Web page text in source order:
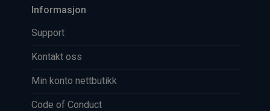
Informasjon
Support
Kontakt oss
Min konto nettbutikk
Code of Conduct